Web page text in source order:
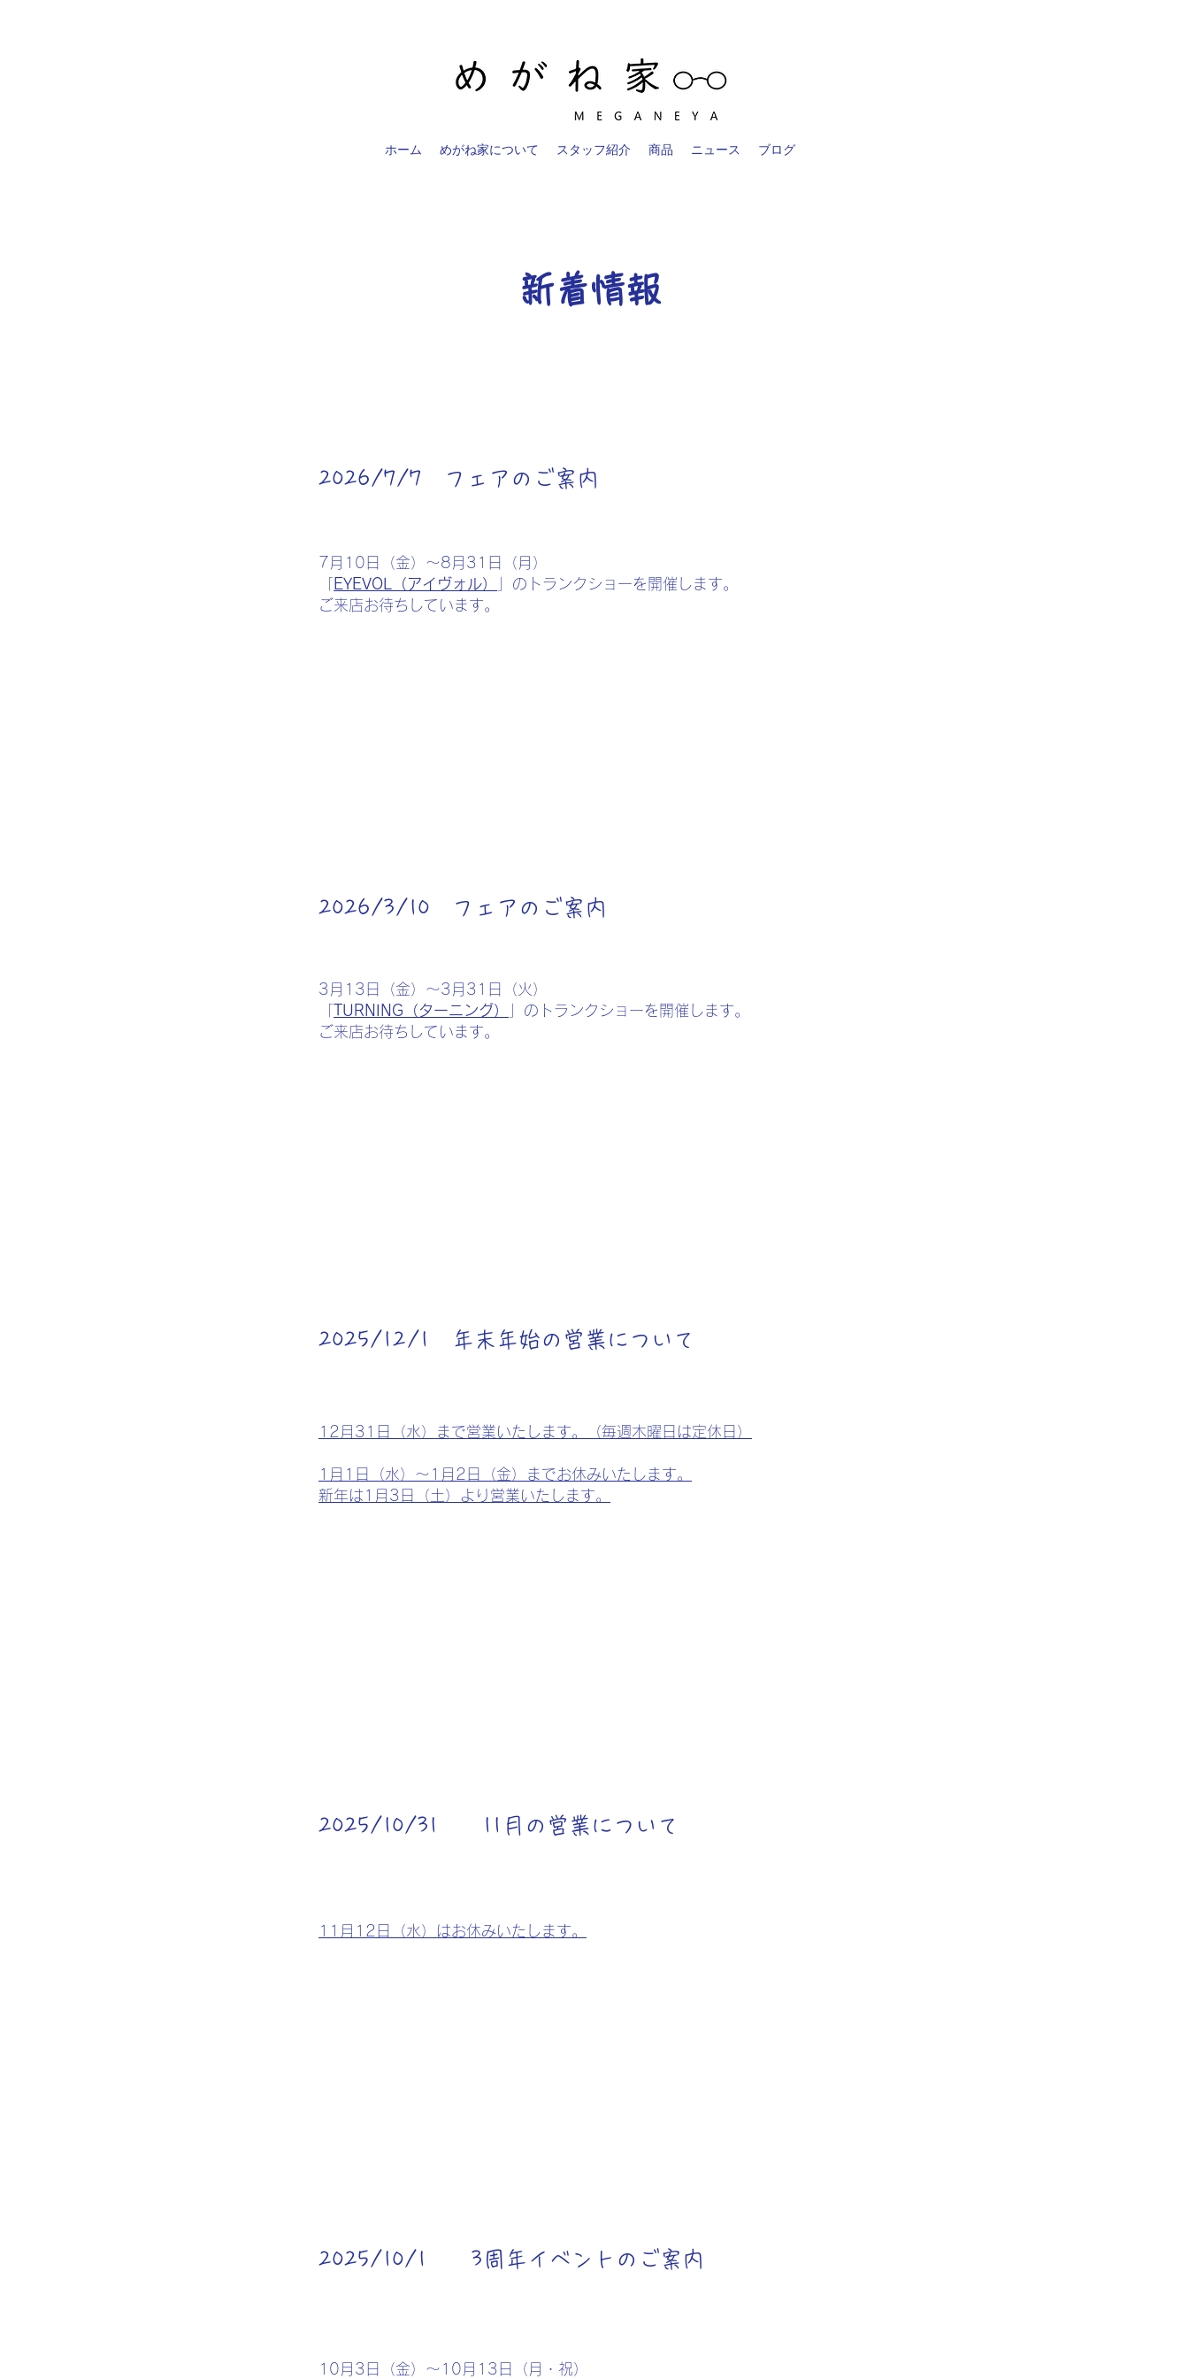
ホーム めがね家について スタッフ紹介 商品 ニュース ブログ
新着情報
2026/7/7 フェアのご案内
7月10日（金）～8月31日（月）
EYEVOL（アイヴォル）
」のトランクショーを開催します。
​ご来店お待ちしています。
2026/3/10 フェアのご案内
3月13日（金）～3月31日（火）
TURNING（ターニング）
」のトランクショーを開催します。
​ご来店お待ちしています。
2025/12/1 年末年始の営業について
12月31日（水）まで営業いたします。（毎週木曜日は定休日）
1月1日（水）～1月2日（金）までお休みいたします。
新年は1月3日（土）より営業いたします。
2025/10/31 11月の営業について
11月12日（水）はお休みいたします。
2025/10/1 3周年イベントのご案内
10月3日（金）～10月13日（月・祝）